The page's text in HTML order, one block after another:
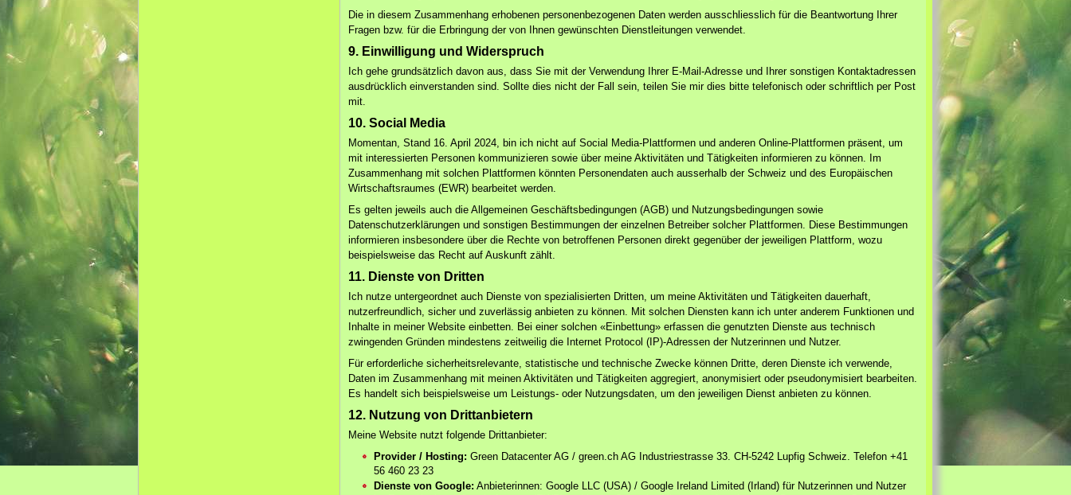
Die in diesem Zusammenhang erhobenen personenbezogenen Daten werden ausschliesslich für die Beantwortung Ihrer
Fragen bzw. für die Erbringung der von Ihnen gewünschten Dienstleitungen verwendet.
9. Einwilligung und Widerspruch
Ich gehe grundsätzlich davon aus, dass Sie mit der Verwendung Ihrer E-Mail-Adresse und Ihrer sonstigen Kontaktadressen
ausdrücklich einverstanden sind. Sollte dies nicht der Fall sein, teilen Sie mir dies bitte telefonisch oder schriftlich per Post
mit.
10. Social Media
Momentan, Stand 16. April 2024, bin ich nicht auf Social Media-Plattformen und anderen Online-Plattformen präsent, um
mit interessierten Personen kommunizieren sowie über meine Aktivitäten und Tätigkeiten informieren zu können. Im
Zusammenhang mit solchen Plattformen könnten Personendaten auch ausserhalb der Schweiz und des Europäischen
Wirtschaftsraumes (EWR) bearbeitet werden.
Es gelten jeweils auch die Allgemeinen Geschäftsbedingungen (AGB) und Nutzungsbedingungen sowie
Datenschutzerklärungen und sonstigen Bestimmungen der einzelnen Betreiber solcher Plattformen. Diese Bestimmungen
informieren insbesondere über die Rechte von betroffenen Personen direkt gegenüber der jeweiligen Plattform, wozu
beispielsweise das Recht auf Auskunft zählt.
11. Dienste von Dritten
Ich nutze untergeordnet auch Dienste von spezialisierten Dritten, um meine Aktivitäten und Tätigkeiten dauerhaft,
nutzerfreundlich, sicher und zuverlässig anbieten zu können. Mit solchen Diensten kann ich unter anderem Funktionen und
Inhalte in meiner Website einbetten. Bei einer solchen «Einbettung» erfassen die genutzten Dienste aus technisch
zwingenden Gründen mindestens zeitweilig die Internet Protocol (IP)-Adressen der Nutzerinnen und Nutzer.
Für erforderliche sicherheitsrelevante, statistische und technische Zwecke können Dritte, deren Dienste ich verwende,
Daten im Zusammenhang mit meinen Aktivitäten und Tätigkeiten aggregiert, anonymisiert oder pseudonymisiert bearbeiten.
Es handelt sich beispielsweise um Leistungs- oder Nutzungsdaten, um den jeweiligen Dienst anbieten zu können.
12. Nutzung von Drittanbietern
Meine Website nutzt folgende Drittanbieter:
Provider / Hosting: Green Datacenter AG / green.ch AG Industriestrasse 33. CH-5242 Lupfig Schweiz. Telefon +41
56 460 23 23
Dienste von Google: Anbieterinnen: Google LLC (USA) / Google Ireland Limited (Irland) für Nutzerinnen und Nutzer